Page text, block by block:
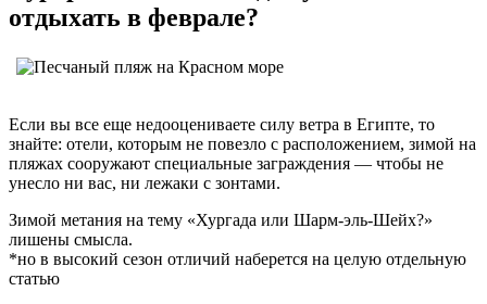
отдыхать в феврале?
Если вы все еще недооцениваете силу ветра в Египте, то
знайте: отели, которым не повезло с расположением, зимой на
пляжах сооружают специальные заграждения — чтобы не
унесло ни вас, ни лежаки с зонтами.
Зимой метания на тему «Хургада или Шарм-эль-Шейх?»
лишены смысла.
*но в высокий сезон отличий наберется на целую отдельную
статью